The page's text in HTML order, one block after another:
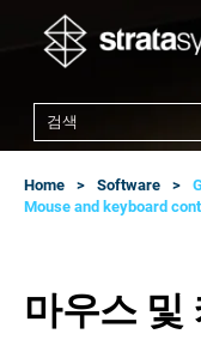
Home Software
Mouse and keyboard
마우스 및